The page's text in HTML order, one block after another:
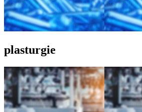
plasturgie